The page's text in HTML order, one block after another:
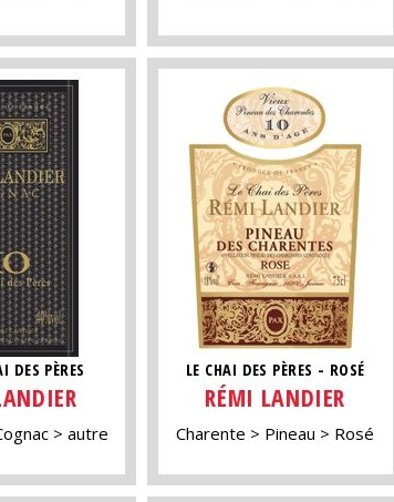
DES PÈRES
autre
LE CHAI DES PÈRES - ROSÉ
RÉMI LANDIER
Charente Pineau Rosé